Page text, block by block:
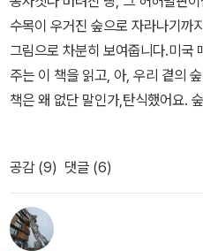
관심이 많은 아이였지만이 책을
관심을 갖게되었고작은 것 하나도
야기를 하듯 차근차근 숲의 탄생
추천이고요,이왕이면, 독서 후, 수
면그 효과가 배가 되리라 생각합니
초등학생이라면, 그 다음엔 '광릉
아할거예요~
수목이 우거진 숲으로 자라나기까
그림으로 차분히 보여줍니다.미국
주는 이 책을 읽고, 아, 우리 곁의
책은 왜 없단 말인가,탄식했어요.
추세츠 숲의 생명들과는 다를 테
으로 가 확인해 볼 수가 없잖아요.
How The Forest Grew, 1980)
persohn (글) 척 에카르트 Chuck
공감 (9) 댓글 (6)